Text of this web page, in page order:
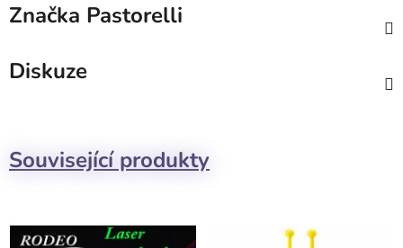
Značka Pastorelli
Diskuze
Související produkty